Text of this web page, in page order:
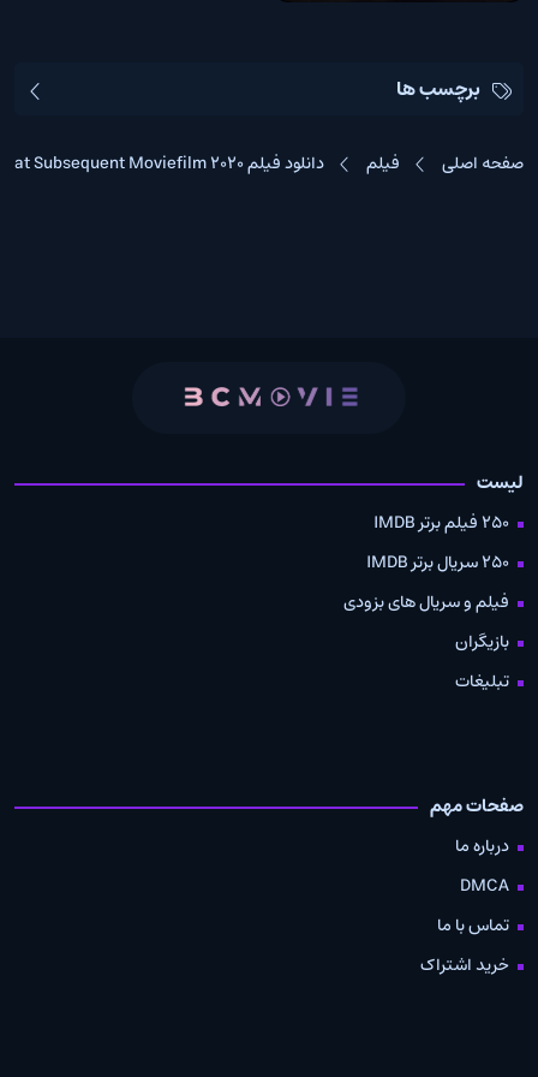
برچسب ها
صفحه اصلی فیلم دانلود فیلم Borat Subsequent Moviefilm 2020
لیست
250 فیلم برتر IMDB
250 سریال برتر IMDB
فیلم و سریال های بزودی
بازیگران
تبلیغات
صفحات مهم
درباره ما
DMCA
تماس با ما
خرید اشتراک